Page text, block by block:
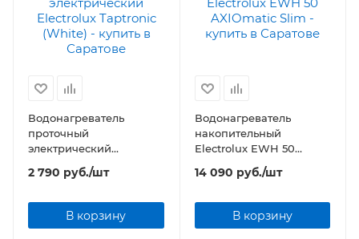
Водонагреватель
проточный
электрический
Electrolux Taptronic
(White)
2 790 руб./шт
В корзину
Водонагреватель
накопительный
Electrolux EWH 50
AXIOmatic Slim
14 090 руб./шт
В корзину